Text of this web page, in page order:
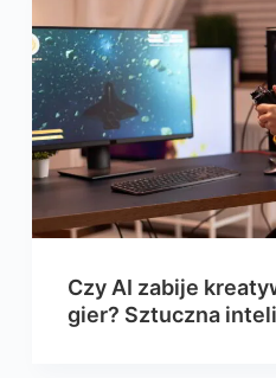
Czy AI zabije
gier? Sztuczna